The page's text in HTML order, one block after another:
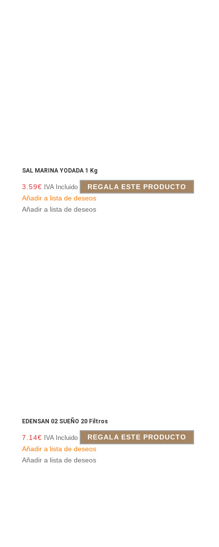
SAL MARINA YODADA 1 Kg
3.59€ IVA Incluido
REGALA ESTE PRODUCTO
Añadir a lista de deseos
Añadir a lista de deseos
EDENSAN 02 SUEÑO 20 Filtros
7.14€ IVA Incluido
REGALA ESTE PRODUCTO
Añadir a lista de deseos
Añadir a lista de deseos